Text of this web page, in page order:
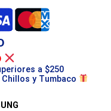
a $250
y Tumbaco